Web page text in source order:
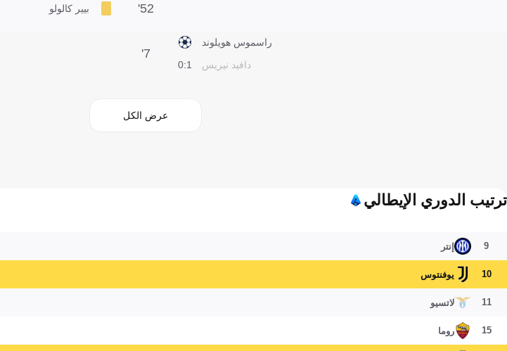
بيير كالولو 52'
1:0
راسموس هويلوند
دافيد نيريس
7'
عرض الكل
ترتيب الدوري الإيطالي
9 إنتر
10 يوفنتوس
11 لاتسيو
15 روما